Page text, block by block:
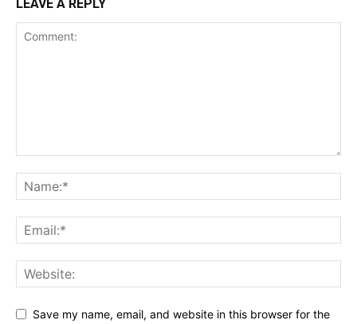
LEAVE A REPLY
Save my name, email, and website in this browser for the